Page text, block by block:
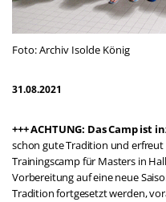
Foto: Archiv Isolde König
31.08.2021
+++ ACHTUNG: Das Camp ist
schon gute Tradition und
Trainingscamp für Masters in
Vorbereitung auf eine neue
Tradition fortgesetzt werden,